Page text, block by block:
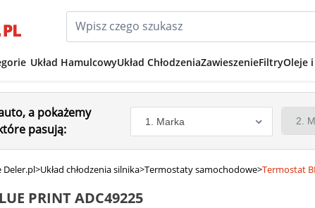
Układ HamulcowyUkład ChłodzeniaZawieszenieFiltryOleje
a pokażemy
pasują:
Deler.pl>Układ chłodzenia silnika>Termostaty samochodowe>Termostat
PRINT ADC49225